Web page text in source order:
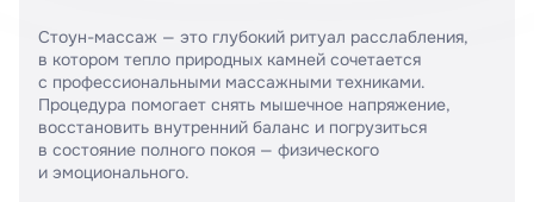
Стоун-массаж — это глубокий ритуал расслабления,
в котором тепло природных камней сочетается
с профессиональными массажными техниками.
Процедура помогает снять мышечное напряжение,
восстановить внутренний баланс и погрузиться
в состояние полного покоя — физического
и эмоционального.